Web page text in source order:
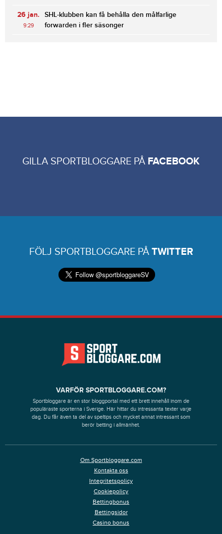
26 jan.
9:29
SHL-klubben kan få behålla den målfarlige
forwarden i fler säsonger
GILLA SPORTBLOGGARE PÅ FACEBOOK
FÖLJ SPORTBLOGGARE PÅ TWITTER
VARFÖR SPORTBLOGGARE.COM?
Sportbloggare är en stor bloggportal med ett brett innehåll inom de
populäraste sporterna i Sverige. Här hittar du intressanta texter varje
dag. Du får även ta del av speltips och mycket annat intressant som
berör betting i allmänhet.
Om Sportbloggare.com
Kontakta oss
Integritetspolicy
Cookiepolicy
Bettingbonus
Bettingsidor
Casino bonus